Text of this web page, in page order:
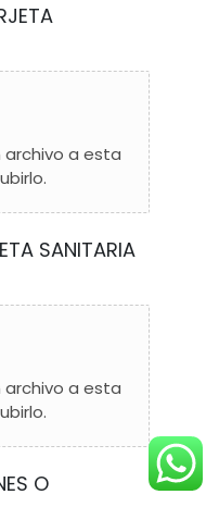
archivo a esta
SANITARIA
archivo a esta
O